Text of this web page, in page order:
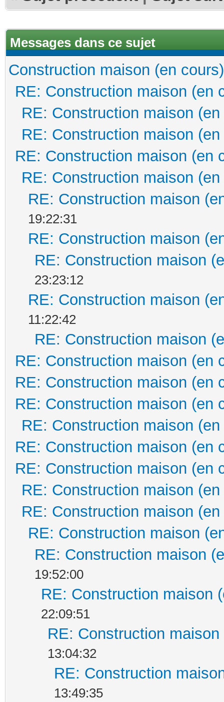
Messages dans ce sujet
Construction maison (en cours)
RE: Construction maison (en
RE: Construction maison
RE: Construction maison
RE: Construction maison (en
RE: Construction maison
RE: Construction maison
19:22:31
RE: Construction maison
RE: Construction maison
23:23:12
RE: Construction maison
11:22:42
RE: Construction maison
RE: Construction maison (en
RE: Construction maison (en
RE: Construction maison (en
RE: Construction maison
RE: Construction maison (en
RE: Construction maison (en
RE: Construction maison
RE: Construction maison
RE: Construction maison
RE: Construction maison
19:52:00
RE: Construction maison
22:09:51
RE: Construction
13:04:32
RE: Construction
13:49:35